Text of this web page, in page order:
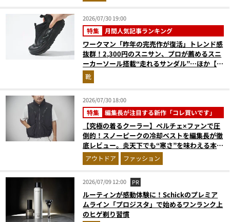
2026/07/30 19:00
特集 月間人気記事ランキング
ワークマン「昨年の完売作が復活」トレンド感
抜群！2,300円のスニサン、プロが薦めるスニ
ーカーソール搭載“走れるサンダル”…ほか【夏
シューズの人気記事ランキングベスト3】
（2026年6月版）
靴
2026/07/30 18:00
特集 編集長が注目する新作「コレ買いです」
【究極の着るクーラー】ペルチェ×ファンで圧
倒的！スノーピークの冷却ベストを編集長が徹
底レビュー。炎天下でも“寒さ”を味わえる本気
のギア『コレ買いです』Vol.172
アウトドア ファッション
2026/07/09 12:00 PR
ルーティンが感動体験に！Schickのプレミア
ムライン「プロジスタ」で始めるワンランク上
のヒゲ剃り習慣